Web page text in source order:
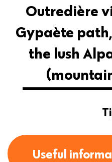
Outredière
Gypaète
the lush
Useful